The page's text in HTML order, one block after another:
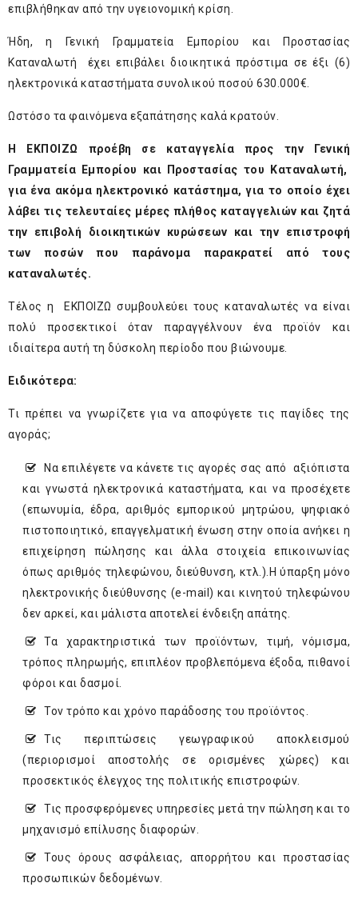
επιβλήθηκαν από την υγειονομική κρίση.
Ήδη, η Γενική Γραμματεία Εμπορίου και Προστασίας
Καταναλωτή έχει επιβάλει διοικητικά πρόστιμα σε έξι (6)
ηλεκτρονικά καταστήματα συνολικού ποσού 630.000€.
Ωστόσο τα φαινόμενα εξαπάτησης καλά κρατούν.
Η ΕΚΠΟΙΖΩ προέβη σε καταγγελία προς την Γενική
Γραμματεία Εμπορίου και Προστασίας του Καταναλωτή,
για ένα ακόμα ηλεκτρονικό κατάστημα, για το οποίο έχει
λάβει τις τελευταίες μέρες πλήθος καταγγελιών και ζητά
την επιβολή διοικητικών κυρώσεων και την επιστροφή
των ποσών που παράνομα παρακρατεί από τους
καταναλωτές.
Τέλος η ΕΚΠΟΙΖΩ συμβουλεύει τους καταναλωτές να είναι
πολύ προσεκτικοί όταν παραγγέλνουν ένα προϊόν και
ιδιαίτερα αυτή τη δύσκολη περίοδο που βιώνουμε.
Ειδικότερα:
Τι πρέπει να γνωρίζετε για να αποφύγετε τις παγίδες της
αγοράς;
Να επιλέγετε να κάνετε τις αγορές σας από αξιόπιστα
και γνωστά ηλεκτρονικά καταστήματα, και να προσέχετε
(επωνυμία, έδρα, αριθμός εμπορικού μητρώου, ψηφιακό
πιστοποιητικό, επαγγελματική ένωση στην οποία ανήκει η
επιχείρηση πώλησης και άλλα στοιχεία επικοινωνίας
όπως αριθμός τηλεφώνου, διεύθυνση, κτλ.).Η ύπαρξη μόνο
ηλεκτρονικής διεύθυνσης (e-mail) και κινητού τηλεφώνου
δεν αρκεί, και μάλιστα αποτελεί ένδειξη απάτης.
Τα χαρακτηριστικά των προϊόντων, τιμή, νόμισμα,
τρόπος πληρωμής, επιπλέον προβλεπόμενα έξοδα, πιθανοί
φόροι και δασμοί.
Τον τρόπο και χρόνο παράδοσης του προϊόντος.
Τις περιπτώσεις γεωγραφικού αποκλεισμού
(περιορισμοί αποστολής σε ορισμένες χώρες) και
προσεκτικός έλεγχος της πολιτικής επιστροφών.
Τις προσφερόμενες υπηρεσίες μετά την πώληση και το
μηχανισμό επίλυσης διαφορών.
Τους όρους ασφάλειας, απορρήτου και προστασίας
προσωπικών δεδομένων.